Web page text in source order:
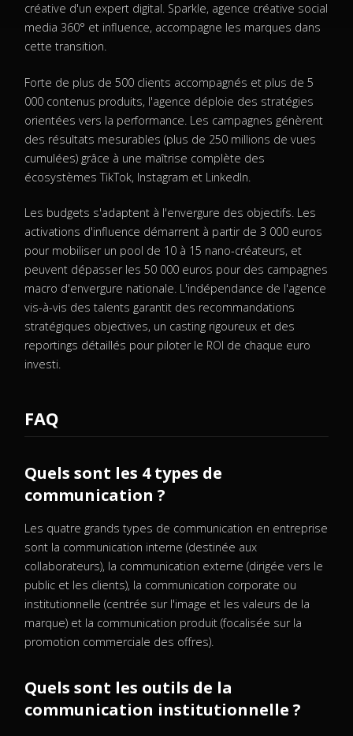
créative d'un expert digital. Sparkle, agence créative social
media 360° et influence, accompagne les marques dans
cette transition.
Forte de plus de 500 clients accompagnés et plus de 5
000 contenus produits, l'agence déploie des stratégies
orientées vers la performance. Les campagnes génèrent
des résultats mesurables (plus de 250 millions de vues
cumulées) grâce à une maîtrise complète des
écosystèmes TikTok, Instagram et LinkedIn.
Les budgets s'adaptent à l'envergure des objectifs. Les
activations d'influence démarrent à partir de 3 000 euros
pour mobiliser un pool de 10 à 15 nano-créateurs, et
peuvent dépasser les 50 000 euros pour des campagnes
macro d'envergure nationale. L'indépendance de l'agence
vis-à-vis des talents garantit des recommandations
stratégiques objectives, un casting rigoureux et des
reportings détaillés pour piloter le ROI de chaque euro
investi.
FAQ
Quels sont les 4 types de
communication ?
Les quatre grands types de communication en entreprise
sont la communication interne (destinée aux
collaborateurs), la communication externe (dirigée vers le
public et les clients), la communication corporate ou
institutionnelle (centrée sur l'image et les valeurs de la
marque) et la communication produit (focalisée sur la
promotion commerciale des offres).
Quels sont les outils de la
communication institutionnelle ?